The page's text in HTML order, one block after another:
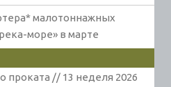
малотоннажных
море» в марте
проката // 13 неделя 2026